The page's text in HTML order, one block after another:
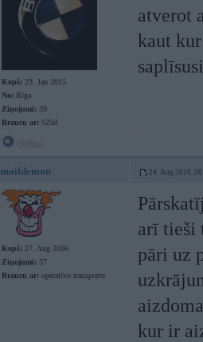
Kopš: 23. Jan 2015
No: Rīga
Ziņojumi: 39
Braucu ar: 525d
atverot
kaut
maildemon 24. Aug 2016,
Kopš: 27. Aug 2006
Ziņojumi: 37
Braucu ar: operatīvo transportu
arī tieši
pāri uz
kur ir